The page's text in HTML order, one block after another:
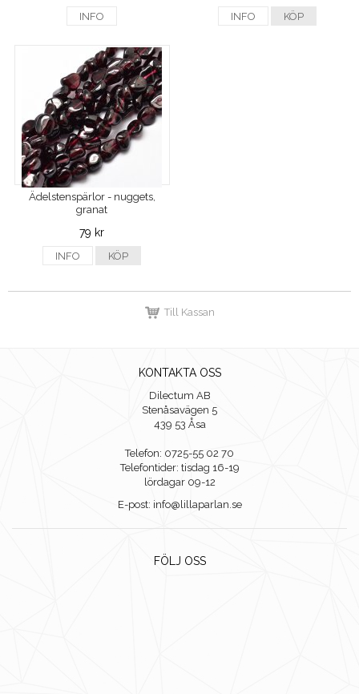
INFO INFO KÖP
Ädelstenspärlor - nuggets,
granat
79 kr
INFO KÖP
Till Kassan
KONTAKTA OSS
Dilectum AB
Stenåsavägen 5
439 53 Åsa
Telefon: 0725-55 02 70
Telefontider: tisdag 16-19
lördagar 09-12
E-post: info@lillaparlan.se
FÖLJ OSS